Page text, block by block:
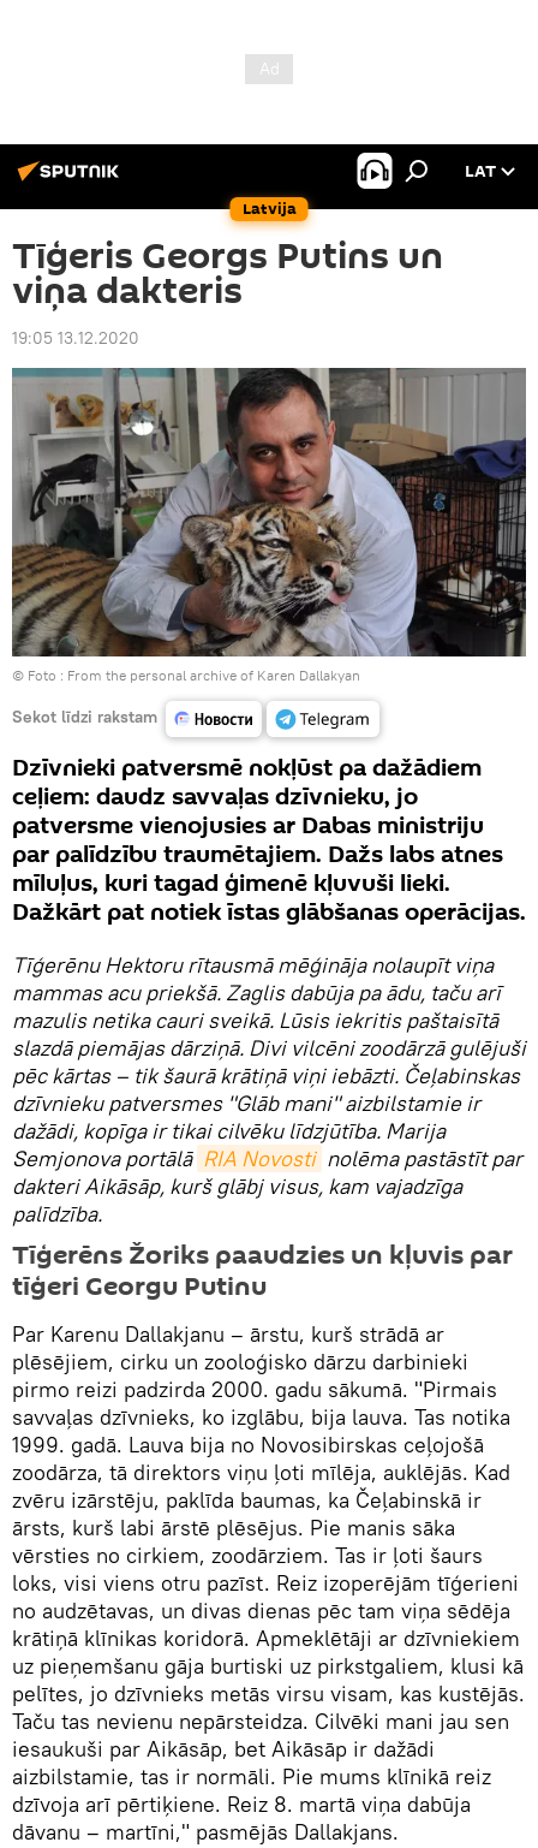
Latvija
LAT
Tīģeris Georgs Putins un
viņa dakteris
19:05 13.12.2020
© Foto : From the personal archive of Karen Dallakyan
Sekot līdzi rakstam
Dzīvnieki patversmē nokļūst pa dažādiem
ceļiem: daudz savvaļas dzīvnieku, jo
patversme vienojusies ar Dabas ministriju
par palīdzību traumētajiem. Dažs labs atnes
mīluļus, kuri tagad ģimenē kļuvuši lieki.
Dažkārt pat notiek īstas glābšanas operācijas.
Tīģerēnu Hektoru rītausmā mēģināja nolaupīt viņa
mammas acu priekšā. Zaglis dabūja pa ādu, taču arī
mazulis netika cauri sveikā. Lūsis iekritis paštaisītā
slazdā piemājas dārziņā. Divi vilcēni zoodārzā gulējuši
pēc kārtas – tik šaurā krātiņā viņi iebāzti. Čeļabinskas
dzīvnieku patversmes "Glāb mani" aizbilstamie ir
dažādi, kopīga ir tikai cilvēku līdzjūtība. Marija
Semjonova portālā RIA Novosti nolēma pastāstīt par
dakteri Aikāsāp, kurš glābj visus, kam vajadzīga
palīdzība.
Tīģerēns Žoriks paaudzies un kļuvis par
tīģeri Georgu Putinu
Par Karenu Dallakjanu – ārstu, kurš strādā ar
plēsējiem, cirku un zooloģisko dārzu darbinieki
pirmo reizi padzirda 2000. gadu sākumā. "Pirmais
savvaļas dzīvnieks, ko izglābu, bija lauva. Tas notika
1999. gadā. Lauva bija no Novosibirskas ceļojošā
zoodārza, tā direktors viņu ļoti mīlēja, auklējās. Kad
zvēru izārstēju, paklīda baumas, ka Čeļabinskā ir
ārsts, kurš labi ārstē plēsējus. Pie manis sāka
vērsties no cirkiem, zoodārziem. Tas ir ļoti šaurs
loks, visi viens otru pazīst. Reiz izoperējām tīģerieni
no audzētavas, un divas dienas pēc tam viņa sēdēja
krātiņā klīnikas koridorā. Apmeklētāji ar dzīvniekiem
uz pieņemšanu gāja burtiski uz pirkstgaliem, klusi kā
pelītes, jo dzīvnieks metās virsu visam, kas kustējās.
Taču tas nevienu nepārsteidza. Cilvēki mani jau sen
iesaukuši par Aikāsāp, bet Aikāsāp ir dažādi
aizbilstamie, tas ir normāli. Pie mums klīnikā reiz
dzīvoja arī pērtiķiene. Reiz 8. martā viņa dabūja
dāvanu – martīni," pasmējās Dallakjans.